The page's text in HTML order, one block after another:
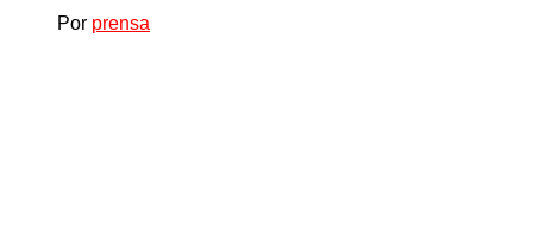
Por prensa